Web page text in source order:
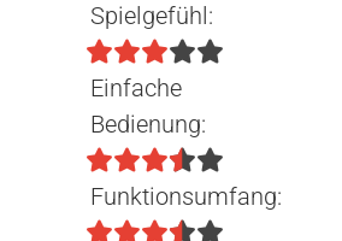
Spielgefühl:
Einfache
Bedienung:
Funktionsumfang: